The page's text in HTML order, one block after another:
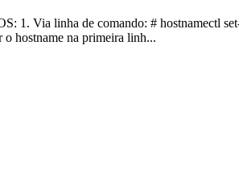
1. Via linha de comando: # hostnamectl
hostname na primeira linh...